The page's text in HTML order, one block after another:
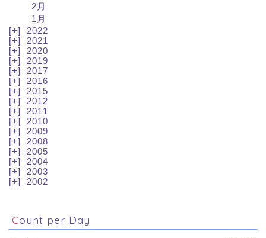
2月
1月
2022
2021
2020
2019
2017
2016
2015
2012
2011
2010
2009
2008
2005
2004
2003
2002
Count per Day